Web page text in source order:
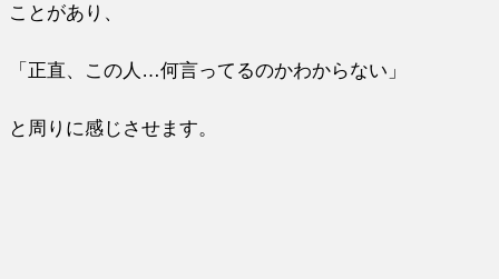
ことがあり、
「正直、この人…何言ってるのかわからない」
と周りに感じさせます。